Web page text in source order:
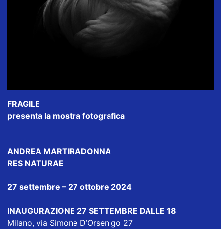
FRAGILE
presenta la mostra fotografica
ANDREA MARTIRADONNA
RES NATURAE
27 settembre – 27 ottobre 2024
INAUGURAZIONE 27 SETTEMBRE DALLE 18
Milano, via Simone D’Orsenigo 27